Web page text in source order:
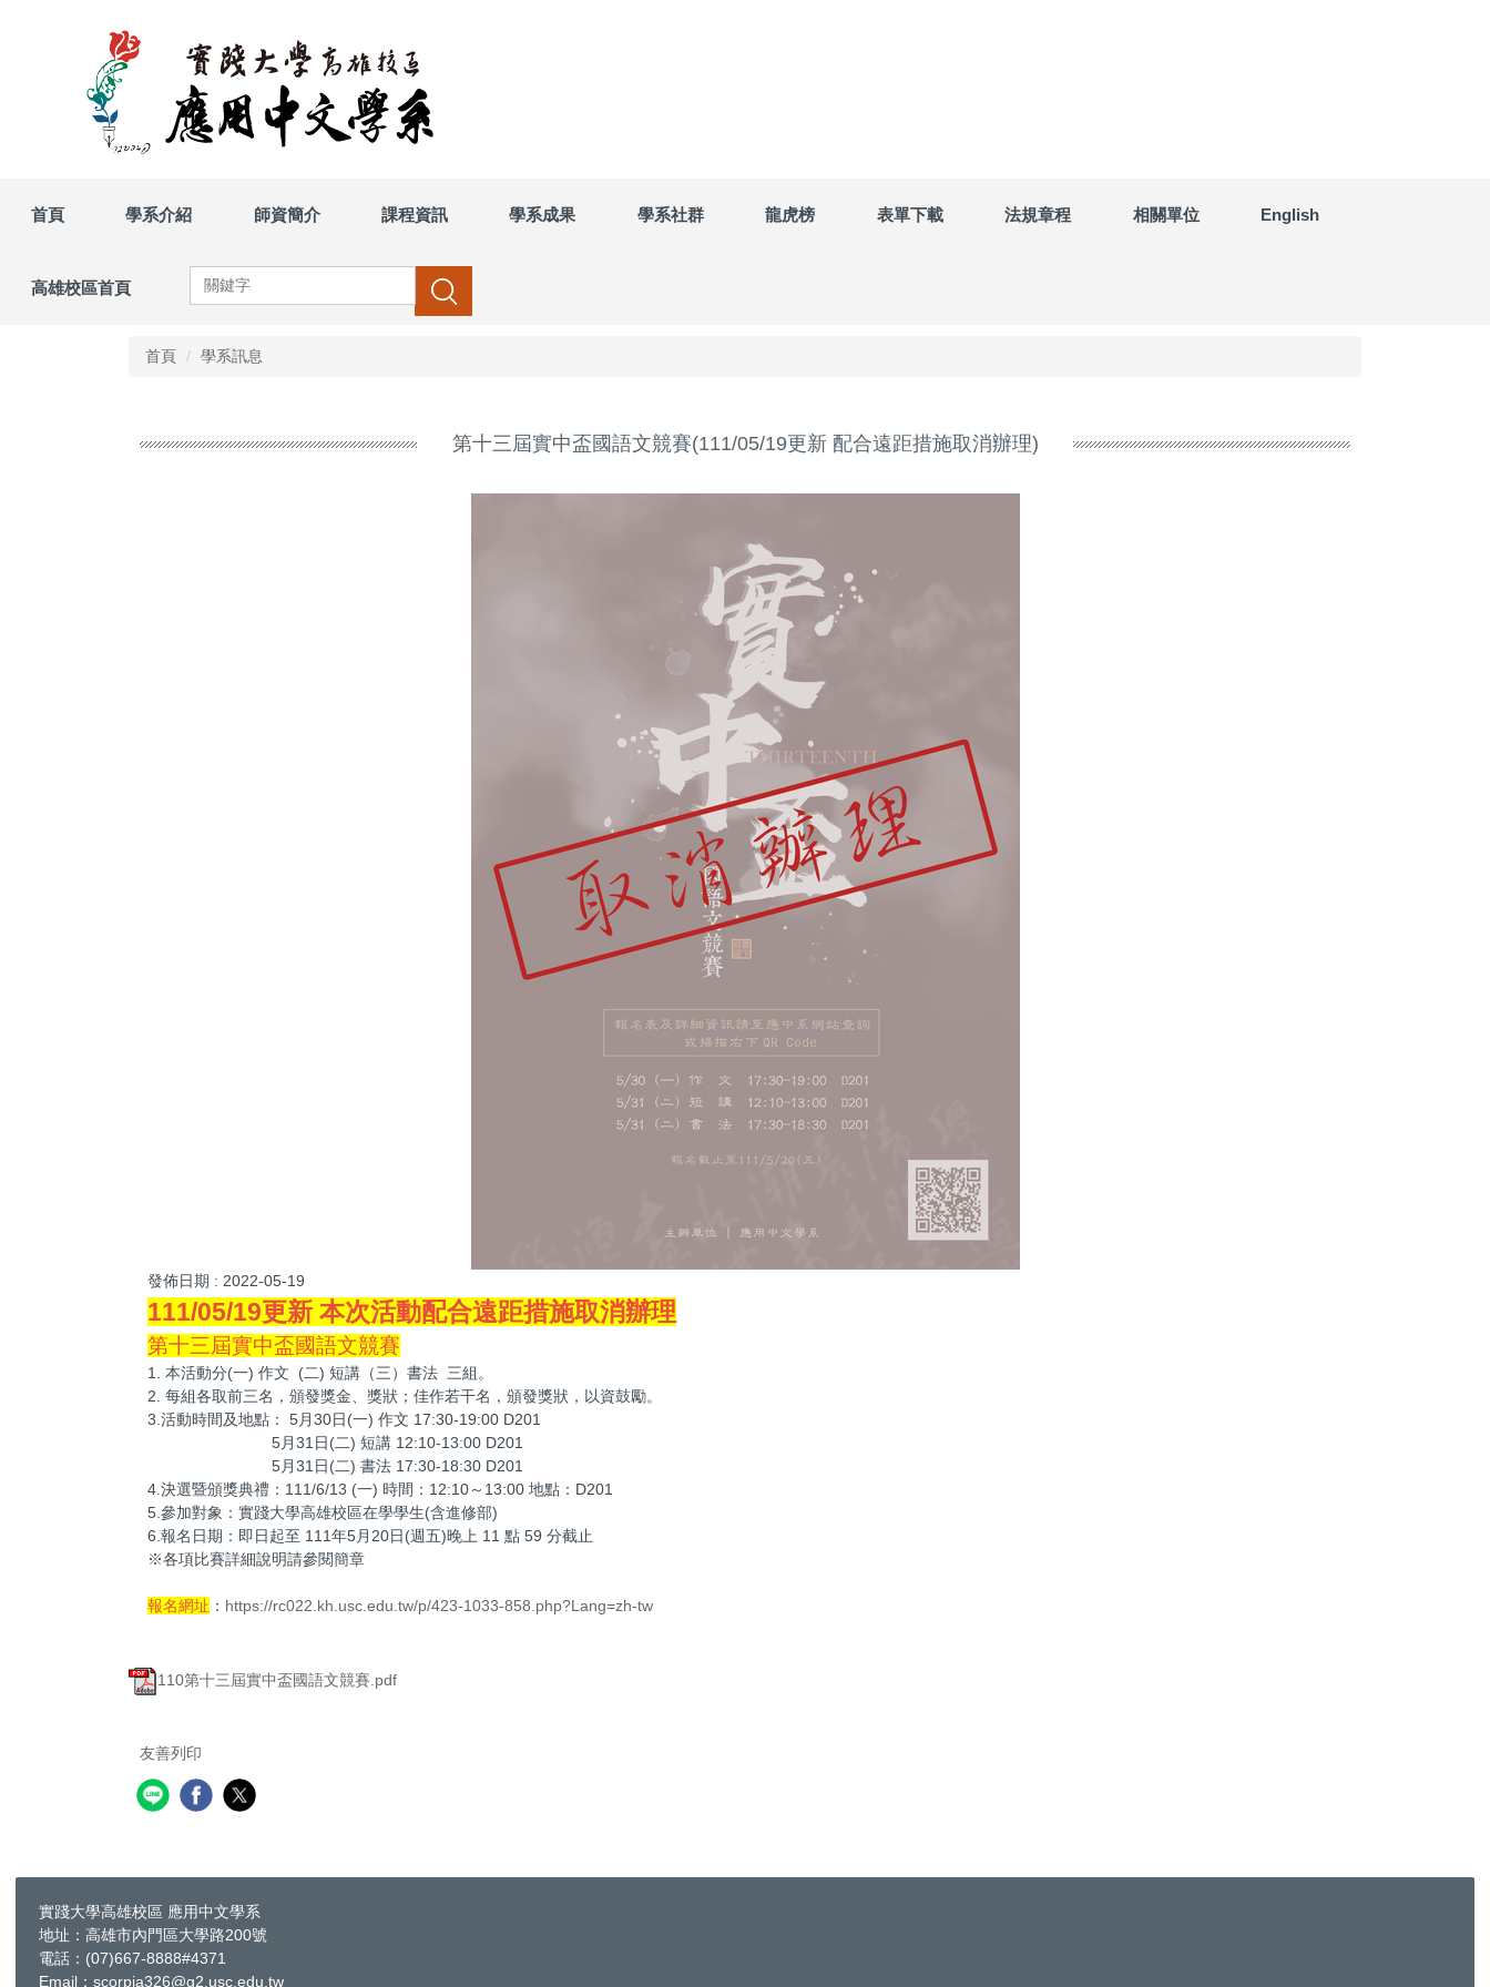
首頁 學系介紹 師資簡介 課程資訊 學系成果 學系社群 龍虎榜 表單下載 法規章程 相關單位 English
高雄校區首頁 搜尋
首頁 學系訊息
第十三屆實中盃國語文競賽(111/05/19更新 配合遠距措施取消辦理)
發佈日期 : 2022-05-19
111/05/19更新 本次活動配合遠距措施取消辦理
第十三屆實中盃國語文競賽
1. 本活動分(一) 作文 (二) 短講（三）書法 三組。
2. 每組各取前三名，頒發獎金、獎狀；佳作若干名，頒發獎狀，以資鼓勵。
3.活動時間及地點： 5月30日(一) 作文 17:30-19:00 D201
5月31日(二) 短講 12:10-13:00 D201
5月31日(二) 書法 17:30-18:30 D201
4.決選暨頒獎典禮：111/6/13 (一) 時間：12:10～13:00 地點：D201
5.參加對象：實踐大學高雄校區在學學生(含進修部)
6.報名日期：即日起至 111年5月20日(週五)晚上 11 點 59 分截止
※各項比賽詳細說明請參閱簡章
報名網址 ： https://rc022.kh.usc.edu.tw/p/423-1033-858.php?Lang=zh-tw
110第十三屆實中盃國語文競賽.pdf
友善列印
實踐大學高雄校區 應用中文學系
地址：高雄市內門區大學路200號
電話：(07)667-8888#4371
Email：scorpia326@g2.usc.edu.tw